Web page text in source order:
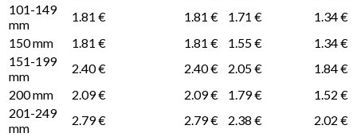
101-149
mm
1.81 € 1.81 € 1.71 €
1.34 €
150 mm
1.81 € 1.81 € 1.55 €
1.34 €
151-199
mm
2.40 € 2.40 € 2.05 €
1.84 €
200 mm
2.09 € 2.09 € 1.79 €
1.52 €
201-249
mm
2.79 € 2.79 € 2.38 €
2.02 €